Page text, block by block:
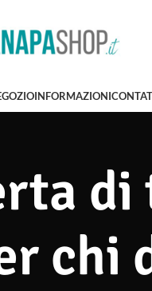
INFORMAZIONI
di
chi